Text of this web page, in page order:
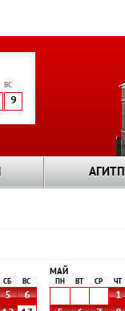
ВС
9
СБ ВС
5
6
МАЙ
ПН ВТ СР ЧТ
1